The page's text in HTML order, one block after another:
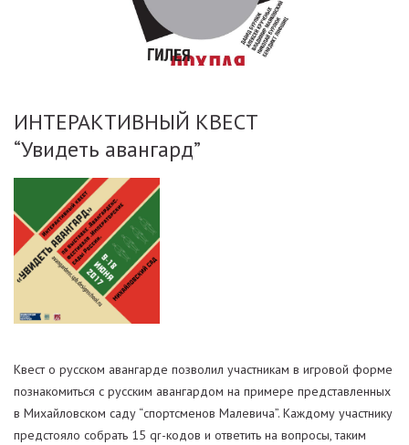
ИНТЕРАКТИВНЫЙ КВЕСТ
“Увидеть авангард”
Квест о русском авангарде позволил участникам в игровой форме
познакомиться с русским авангардом на примере представленных
в Михайловском саду “спортсменов Малевича”. Каждому участнику
предстояло собрать 15 qr-кодов и ответить на вопросы, таким